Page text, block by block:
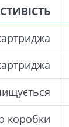
коробки